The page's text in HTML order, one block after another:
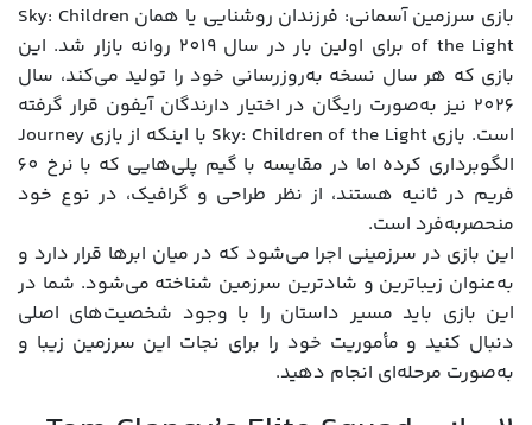
بازی سرزمین آسمانی: فرزندان روشنایی یا همان Sky: Children
of the Light برای اولین بار در سال 2019 روانه بازار شد. این
بازی که هر سال نسخه به‌روزرسانی خود را تولید می‌کند، سال
2026 نیز به‌صورت رایگان در اختیار دارندگان آیفون قرار گرفته
است. بازی Sky: Children of the Light با اینکه از بازی Journey
الگوبرداری کرده اما در مقایسه با گیم ‌پلی‌هایی که با نرخ 60
فریم در ثانیه هستند، از نظر طراحی و گرافیک، در نوع خود
منحصربه‌فرد است.
این بازی در سرزمینی اجرا می‌شود که در میان ابرها قرار دارد و
به‌عنوان زیباترین و شادترین سرزمین شناخته می‌شود. شما در
این بازی باید مسیر داستان را با وجود شخصیت‌های اصلی
دنبال کنید و مأموریت خود را برای نجات این سرزمین زیبا و
به‌صورت مرحله‌ای انجام دهید.